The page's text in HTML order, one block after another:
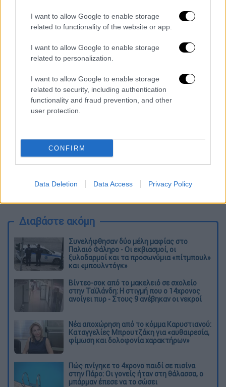
I want to allow Google to enable storage
related to functionality of the website or app.
I want to allow Google to enable storage
related to personalization.
I want to allow Google to enable storage
related to security, including authentication
functionality and fraud prevention, and other
user protection.
CONFIRM
Data Deletion Data Access Privacy Policy
προηγούμενους, ενώ μετράει πέντε τίτλους
και εφτά τελικούς, σε μια διοργάνωση που
ξεκίνησε μόλις την σεζόν 2001-2002.
Διαβάστε ακόμη
Συνελήφθησαν δύο μέλη μαφίας στο
Παλαιό Φάληρο - Οι εκβιασμοί, οι
ξυλοδαρμοί και τα προσωνύμια «πίτμπουλ»
και «μπουλντόγκ»
Βίντεο-σοκ από το μακελειό σε σχολείο
στην Ταϊλάνδη: Η στιγμή που ο 14χρονος
ανοίγει πυρ - Στους 9 ανέβηκαν οι νεκροί
Νέα αποχώρηση από το κόμμα Καρυστιανού:
Καταγγελίες Μπρουτζάκη για «αυθαιρεσία,
φίμωση και δολοφονία χαρακτήρων»
Πώς πνίγηκε το 4χρονο παιδί σε πισίνα
στην Πάρο: Οι γονείς ήταν στη θάλασσα, ο
μπάρμαν έπεσε να το σώσει